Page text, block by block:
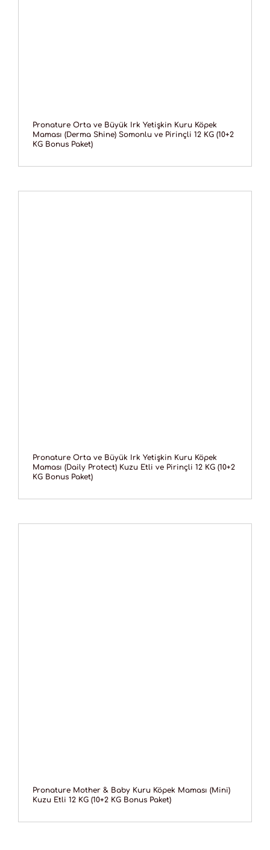
Pronature Orta ve Büyük Irk Yetişkin Kuru Köpek
Maması (Derma Shine) Somonlu ve Pirinçli 12 KG (10+2
KG Bonus Paket)
Pronature Orta ve Büyük Irk Yetişkin Kuru Köpek
Maması (Daily Protect) Kuzu Etli ve Pirinçli 12 KG (10+2
KG Bonus Paket)
Pronature Mother & Baby Kuru Köpek Maması (Mini)
Kuzu Etli 12 KG (10+2 KG Bonus Paket)